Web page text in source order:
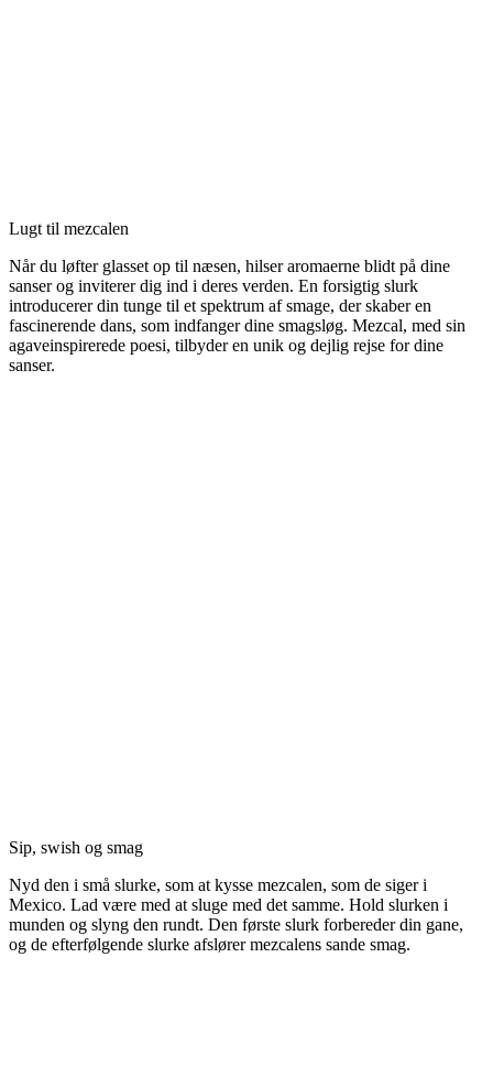
Lugt til mezcalen
Når du løfter glasset op til næsen, hilser aromaerne blidt på dine
sanser og inviterer dig ind i deres verden. En forsigtig slurk
introducerer din tunge til et spektrum af smage, der skaber en
fascinerende dans, som indfanger dine smagsløg. Mezcal, med sin
agaveinspirerede poesi, tilbyder en unik og dejlig rejse for dine
sanser.
Sip, swish og smag
Nyd den i små slurke, som at kysse mezcalen, som de siger i
Mexico. Lad være med at sluge med det samme. Hold slurken i
munden og slyng den rundt. Den første slurk forbereder din gane,
og de efterfølgende slurke afslører mezcalens sande smag.